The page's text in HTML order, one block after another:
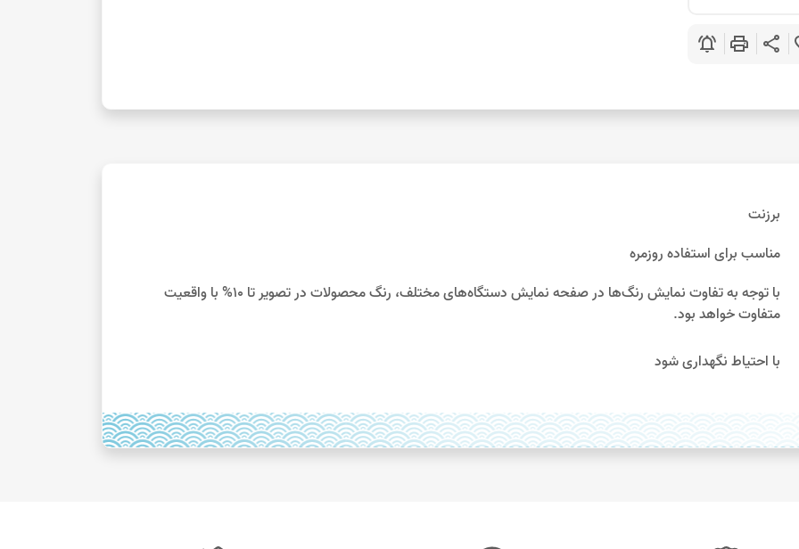
share
print
notifications_active
برزنت
مناسب برای استفاده روزمره
با توجه به تفاوت نمایش رنگ‌ها در صفحه نمایش دستگاه‌های مختلف، رنگ محصولات در تصویر تا 10% با واقعیت
متفاوت خواهد بود.
با احتیاط نگهداری شود